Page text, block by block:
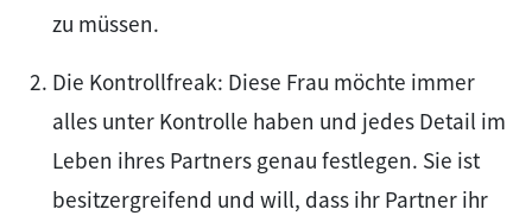
zu müssen.
Die Kontrollfreak: Diese Frau möchte immer
alles unter Kontrolle haben und jedes Detail im
Leben ihres Partners genau festlegen. Sie ist
besitzergreifend und will, dass ihr Partner ihr